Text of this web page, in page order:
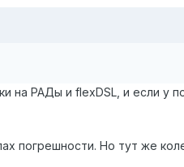
на РАДы и flexDSL, и если у
Но тут же